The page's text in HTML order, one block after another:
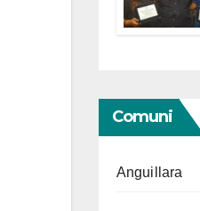
Comuni
Anguillara